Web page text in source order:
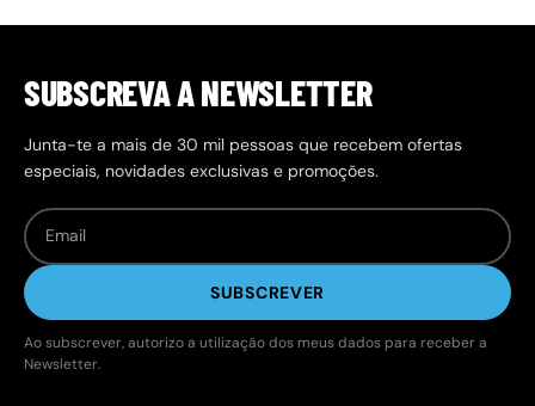
SUBSCREVA A NEWSLETTER
Junta-te a mais de 30 mil pessoas que recebem ofertas
especiais, novidades exclusivas e promoções.
SUBSCREVER
Ao subscrever, autorizo a utilização dos meus dados para receber a
Newsletter.